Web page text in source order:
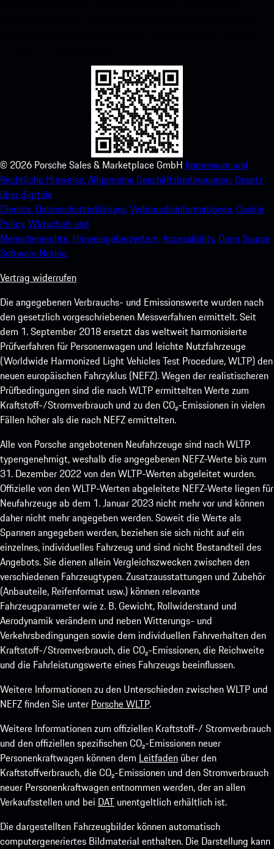
© 2026 Porsche Sales & Marketplace GmbH Impressum und
Rechtliche Hinweise.Allgemeine Geschäftsbedingungen.Gesetz
über digitale
Dienste. Datenschutzerklärung.Verbrauchsinformationen.Cookie
Policy.Wirtschaft und
Menschenrechte. Hinweisgebersystem.Accessibility.Open Source
Software Notice.
Vertrag widerrufen
Die angegebenen Verbrauchs- und Emissionswerte wurden nach
den gesetzlich vorgeschriebenen Messverfahren ermittelt. Seit
dem 1. September 2018 ersetzt das weltweit harmonisierte
Prüfverfahren für Personenwagen und leichte Nutzfahrzeuge
(Worldwide Harmonized Light Vehicles Test Procedure, WLTP) den
neuen europäischen Fahrzyklus (NEFZ). Wegen der realistischeren
Prüfbedingungen sind die nach WLTP ermittelten Werte zum
Kraftstoff-/Stromverbrauch und zu den CO₂-Emissionen in vielen
Fällen höher als die nach NEFZ ermittelten.
Alle von Porsche angebotenen Neufahrzeuge sind nach WLTP
typengenehmigt, weshalb die angegebenen NEFZ-Werte bis zum
31. Dezember 2022 von den WLTP-Werten abgeleitet wurden.
Offizielle von den WLTP-Werten abgeleitete NEFZ-Werte liegen für
Neufahrzeuge ab dem 1. Januar 2023 nicht mehr vor und können
daher nicht mehr angegeben werden. Soweit die Werte als
Spannen angegeben werden, beziehen sie sich nicht auf ein
einzelnes, individuelles Fahrzeug und sind nicht Bestandteil des
Angebots. Sie dienen allein Vergleichszwecken zwischen den
verschiedenen Fahrzeugtypen. Zusatzausstattungen und Zubehör
(Anbauteile, Reifenformat usw.) können relevante
Fahrzeugparameter wie z. B. Gewicht, Rollwiderstand und
Aerodynamik verändern und neben Witterungs- und
Verkehrsbedingungen sowie dem individuellen Fahrverhalten den
Kraftstoff-/Stromverbrauch, die CO₂-Emissionen, die Reichweite
und die Fahrleistungswerte eines Fahrzeugs beeinflussen.
Weitere Informationen zu den Unterschieden zwischen WLTP und
NEFZ finden Sie unter Porsche WLTP.
Weitere Informationen zum offiziellen Kraftstoff-/ Stromverbrauch
und den offiziellen spezifischen CO₂-Emissionen neuer
Personenkraftwagen können dem Leitfaden über den
Kraftstoffverbrauch, die CO₂-Emissionen und den Stromverbrauch
neuer Personenkraftwagen entnommen werden, der an allen
Verkaufsstellen und bei DAT unentgeltlich erhältlich ist.
Die dargestellten Fahrzeugbilder können automatisch
computergeneriertes Bildmaterial enthalten. Die Darstellung kann